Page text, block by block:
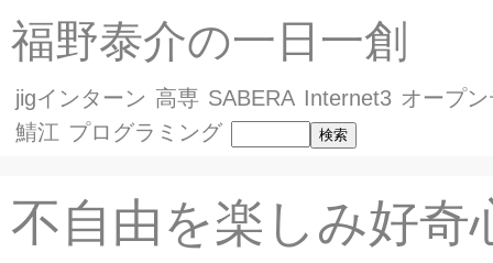
福野泰介の一日一創
jigインターン 高専 SABERA Internet3 オープ
鯖江 プログラミング
不自由を楽しみ好奇